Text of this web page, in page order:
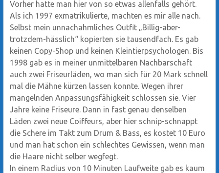
Vorher hatte man hier von so etwas allenfalls gehört.
Als ich 1997 exmatrikulierte, machten es mir alle nach.
Selbst mein unnachahmliches Outfit „Billig-aber-
trotzdem-hässlich“ kopierten sie tausendfach. Es gab
keinen Copy-Shop und keinen Kleintierpsychologen. Bis
1998 gab es in meiner unmittelbaren Nachbarschaft
auch zwei Friseurläden, wo man sich für 20 Mark schnell
mal die Mähne kürzen lassen konnte. Wegen ihrer
mangelnden Anpassungsfähigkeit schlossen sie. Vier
Jahre keine Friseure. Dann in fast genau denselben
Läden zwei neue Coiffeurs, aber hier schnip-schnappt
die Schere im Takt zum Drum & Bass, es kostet 10 Euro
und man hat schon ein schlechtes Gewissen, wenn man
die Haare nicht selber wegfegt.
In einem Radius von 10 Minuten Laufweite gab es kaum